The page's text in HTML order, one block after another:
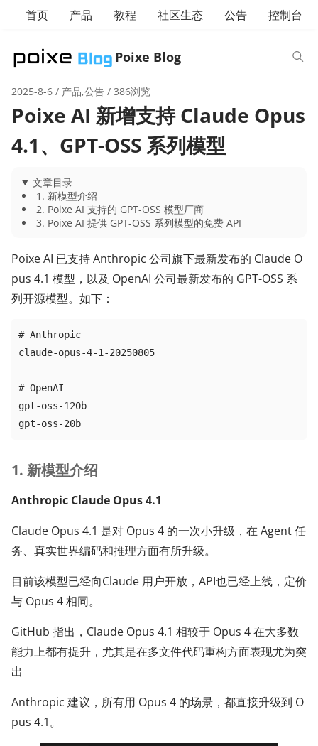
Poixe Blog
首页 产品 教程 社区生态 公告 控制台
2025-8-6/ 产品,公告/ 386浏览
Poixe AI 新增支持 Claude Opus
4.1、GPT-OSS 系列模型
文章目录
1. 新模型介绍
2. Poixe AI 支持的 GPT-OSS 模型厂商
3. Poixe AI 提供 GPT-OSS 系列模型的免费 API
Poixe AI 已支持 Anthropic 公司旗下最新发布的 Claude O
pus 4.1 模型，以及 OpenAI 公司最新发布的 GPT-OSS 系
列开源模型。如下：
# Anthropic
claude-opus-4-1-20250805
# OpenAI
gpt-oss-120b
gpt-oss-20b
1. 新模型介绍
Anthropic Claude Opus 4.1
Claude Opus 4.1 是对 Opus 4 的一次小升级，在 Agent 任
务、真实世界编码和推理方面有所升级。
目前该模型已经向Claude 用户开放，API也已经上线，定价
与 Opus 4 相同。
GitHub 指出，Claude Opus 4.1 相较于 Opus 4 在大多数
能力上都有提升，尤其是在多文件代码重构方面表现尤为突
出
Anthropic 建议，所有用 Opus 4 的场景，都直接升级到 O
pus 4.1。